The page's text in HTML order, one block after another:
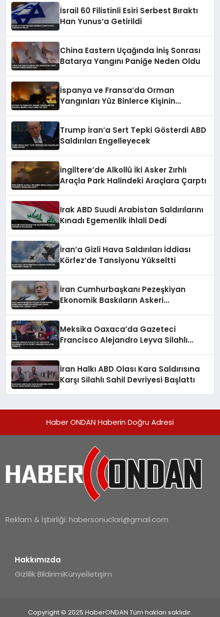
İsrail 60 Filistinli Esiri Serbest Bıraktı
Han Yunus’a Getirildi
China Eastern Uçağında İniş Sonrası
Batarya Yangını Paniğe Neden Oldu
İspanya ve Fransa’da Orman
Yangınları Yüz Binlerce Kişinin
Trump İran’a Sert Tepki Gösterdi ABD
Saldırıları Engelleyecek
İngiltere’de Alkollü İki Asker Zırhlı
Araçla Park Halindeki Araçlara Çarptı
Irak ABD Suudi Arabistan Saldırılarını
Kınadı Egemenlik İhlali Dedi
İran’a Gizli Hava Saldırıları İddiası
Körfez’de Tansiyonu Yükseltti
İran Cumhurbaşkanı Pezeşkiyan
Ekonomik Baskıların Askeri
Meksika Oaxaca’da Gazeteci
Francisco Alejandro Leyva Silahlı
İran Halkı ABD Olası Kara Saldırısına
Karşı Silahlı Sahil Devriyesi Başlattı
Haber ONDAN Haberin Doğru Adresi
Reklam & İşbirliği:habersonuclari@gmail.com
Hakkımızda
Gizlilik BildirimiKünyeİletişim
Copyright © 2025 HaberONDAN Tüm hakları saklıdır.